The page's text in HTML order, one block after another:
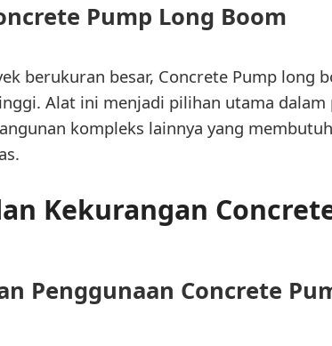
Pump Long Boom
berukuran besar, Concrete Pump long
Alat ini menjadi pilihan utama
kompleks lainnya yang
Kekurangan
Penggunaan Concrete